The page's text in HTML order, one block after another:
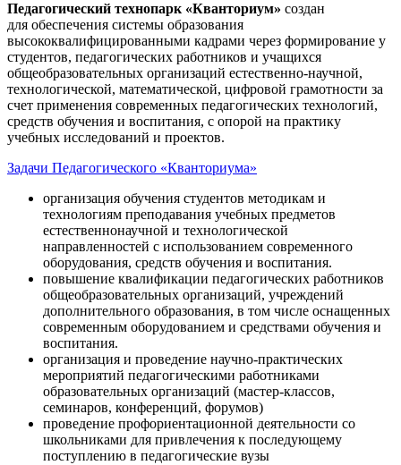
Педагогический технопарк «Кванториум» создан
для обеспечения системы образования
высококвалифицированными кадрами через формирование у
студентов, педагогических работников и учащихся
общеобразовательных организаций естественно-научной,
технологической, математической, цифровой грамотности за
счет применения современных педагогических технологий,
средств обучения и воспитания, с опорой на практику
учебных исследований и проектов.
Задачи Педагогического «Кванториума»
организация обучения студентов методикам и
технологиям преподавания учебных предметов
естественнонаучной и технологической
направленностей с использованием современного
оборудования, средств обучения и воспитания.
повышение квалификации педагогических работников
общеобразовательных организаций, учреждений
дополнительного образования, в том числе оснащенных
современным оборудованием и средствами обучения и
воспитания.
организация и проведение научно-практических
мероприятий педагогическими работниками
образовательных организаций (мастер-классов,
семинаров, конференций, форумов)
проведение профориентационной деятельности со
школьниками для привлечения к последующему
поступлению в педагогические вузы